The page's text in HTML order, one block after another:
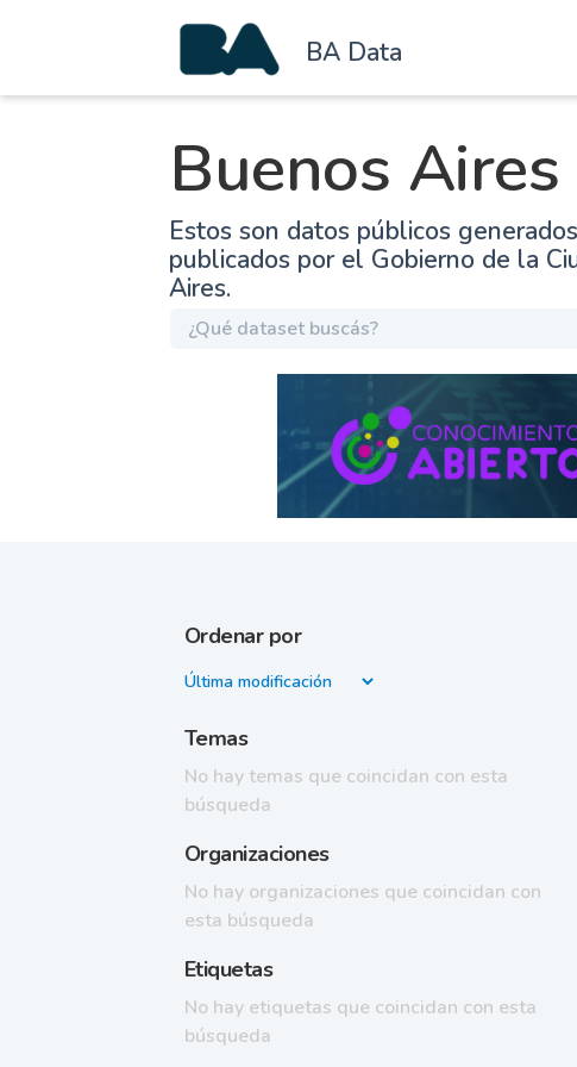
BA Data
Buenos
Estos son datos públicos
publicados por el Gobierno de la
Aires.
Ordenar por
Temas
No hay temas que coincidan con esta
búsqueda
Organizaciones
No hay organizaciones que coincidan con
esta búsqueda
Etiquetas
No hay etiquetas que coincidan con esta
búsqueda